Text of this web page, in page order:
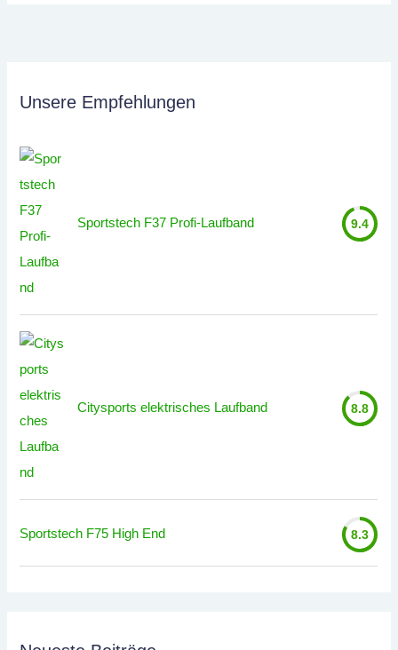
Unsere Empfehlungen
Sportstech F37 Profi-Laufband 9.4
Citysports elektrisches Laufband 8.8
Sportstech F75 High End 8.3